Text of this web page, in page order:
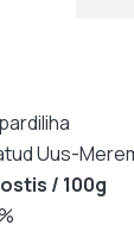
Uus-
/ 100g